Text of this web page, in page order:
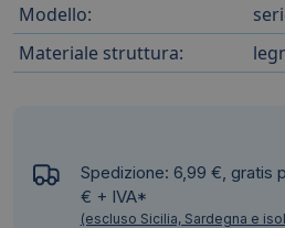
Modello:
Materiale struttura:
Spedizione: 6,99 €, gratis
€ + IVA*
(escluso Sicilia, Sardegna e